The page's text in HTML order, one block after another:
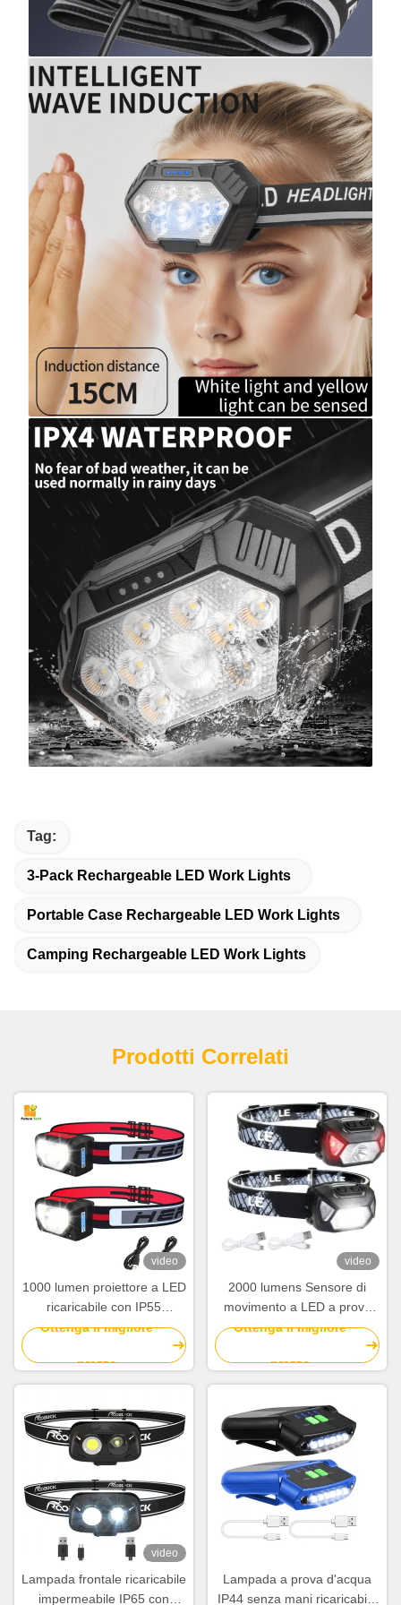
Tag:
3-Pack Rechargeable LED Work Lights
Portable Case Rechargeable LED Work Lights
Camping Rechargeable LED Work Lights
Prodotti Correlati
video
1000 lumen proiettore a LED
ricaricabile con IP55
impermeabile per
Ottenga il migliore
prezzo
video
2000 lumens Sensore di
movimento a LED a prova
d'acqua IP65 Flare di lavoro
ricaricabile
Ottenga il migliore
prezzo
video
Lampada frontale ricaricabile
impermeabile IP65 con
Lampada a prova d'acqua
IP44 senza mani ricaricabile